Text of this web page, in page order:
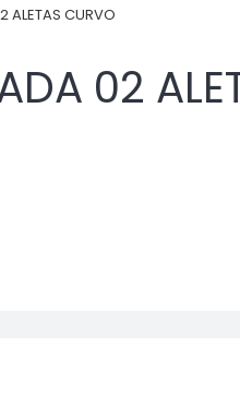
ALETAS CURVO
02